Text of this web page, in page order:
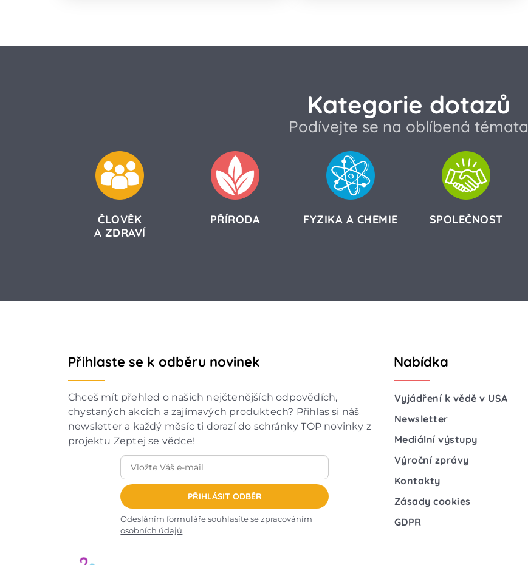
Kategorie dotazů
Podívejte se na oblíbená témata
ČLOVĚK
A ZDRAVÍ
PŘÍRODA FYZIKA A CHEMIE SPOLEČNOST
Přihlaste se k odběru novinek
Chceš mít přehled o našich nejčtenějších odpovědích,
chystaných akcích a zajímavých produktech? Přihlas si náš
newsletter a každý měsíc ti dorazí do schránky TOP novinky z
projektu Zeptej se vědce!
PŘIHLÁSIT ODBĚR
Odesláním formuláře souhlasíte sezpracováním
osobních údajů.
Nabídka
Vyjádření k vědě v USA
Newsletter
Mediální výstupy
Výroční zprávy
Kontakty
Zásady cookies
GDPR